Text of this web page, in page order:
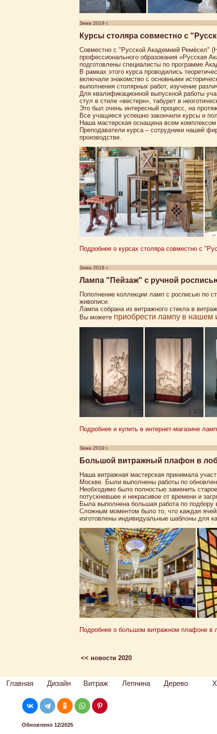
Зима 2019 г.
Курсы столяра совместно с
Совместно с "Русской Академией Ремёсел"
профессионального образования «Русская
подготовлены специалисты по программе
В рамках этого курса проводились
включали знакомство с основными
выполнения столярных работ, изучение
Для квалификационной выпускной работы
стул в стиле «вестерн», табурет в
Это был очень интересный процесс, на
Все учащиеся успешно закончили курсы и
Наша мастерская оснащена всем
Преподаватели курса – сотрудники нашей
производстве.
Подробнее о курсах столяра совместно с
Зима 2019 г.
Лампа "Пейзаж" с ручной
Пополнение коллекции ламп с росписью по
живописи.
Лампа собрана из витражного стекла в
Вы можете приобрести лампу в нашем
Подробнее и купить в интернет-магазине
Зима 2019 г.
Большой витражный плафон в
Наша витражная мастерская принимала
Москве. Были выполнены работы по
Необходимо было полностью заменить
потускневшее и некрасивое от времени и
Была выполнена большая работа по подбору
Сложным моментом было то, что каждая
изготовлены индивидуальные шаблоны для
Подробнее о большом витражном плафоне в
<< новости 2020
Главная Дизайн Витраж Лепнина Дерево
Обновлено 12/2025